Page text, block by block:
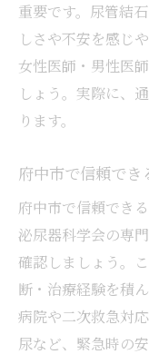
重要です。尿管結
しさや不安を感じ
女性医師・男性医
しょう。実際に、
ります。
府中市で信頼でき
府中市で信頼でき
泌尿器科学会の専
確認しましょう。
断・治療経験を積
病院や二次救急対
尿など、緊急時の